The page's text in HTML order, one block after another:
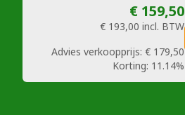
€ 159,50
€ 193,00 incl. BTW
Advies verkoopprijs: € 179,50
Korting: 11.14%